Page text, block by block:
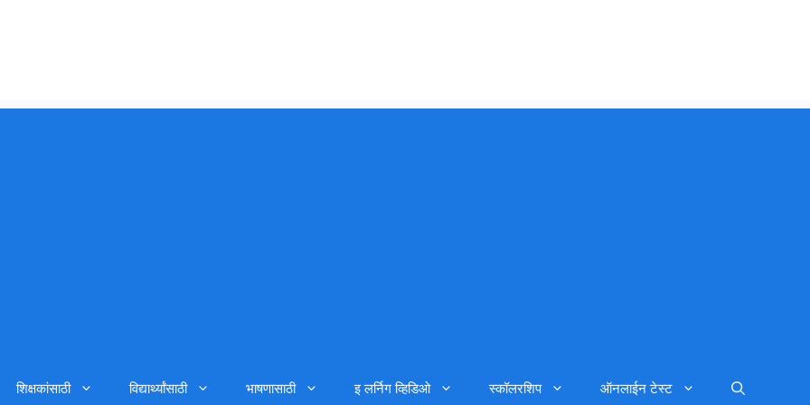
शिक्षकांसाठी विद्यार्थ्यांसाठी भाषणासाठी इ लर्निग व्हिडिओ स्कॉलरशिप ऑनलाईन टेस्ट